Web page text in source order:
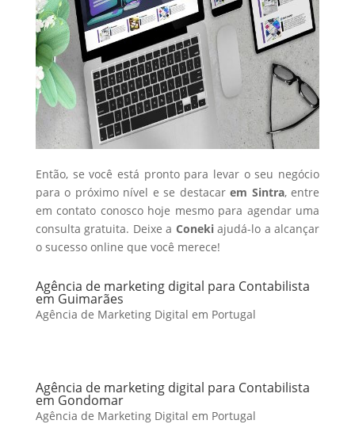
Então, se você está pronto para levar o seu negócio
para o próximo nível e se destacarem Sintra, entre
em contato conosco hoje mesmo para agendar uma
consulta gratuita. Deixe a Conekiajudá-lo a alcançar
o sucesso online que você merece!
Agência de marketing digital para Contabilista
em Guimarães
Agência de Marketing Digital em Portugal
Agência de marketing digital para Contabilista
em Gondomar
Agência de Marketing Digital em Portugal